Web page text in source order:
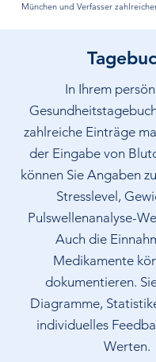
München und Verfasser
In Ihrem
zahlreiche Einträge
der Eingabe von
können Sie Angaben
Stresslevel,
Pulswellenanalyse-
Auch die
Medikamente
dokumentieren.
Diagramme,
individuelles
Werten.